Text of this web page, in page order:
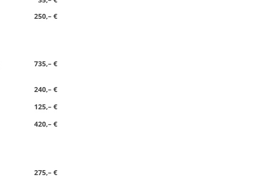
250,– €
735,– €
240,– €
125,– €
420,– €
275,– €